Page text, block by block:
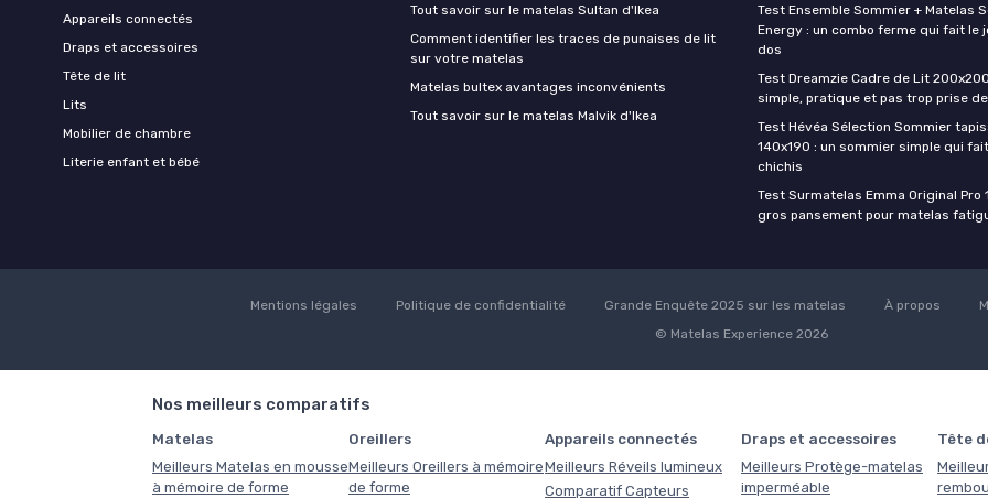
Appareils connectés
Draps et accessoires
Tête de lit
Lits
Mobilier de chambre
Literie enfant et bébé
Tout savoir sur le matelas Sultan d'Ikea
Comment identifier les traces de punaises de lit
sur votre matelas
Matelas bultex avantages inconvénients
Tout savoir sur le matelas Malvik d'Ikea
Test Ensemble Sommier + Matelas
Energy : un combo ferme qui fait le
dos
Test Dreamzie Cadre de Lit
simple, pratique et pas trop prise
Test Hévéa Sélection Sommier
140x190 : un sommier simple qui
chichis
Test Surmatelas Emma Original Pro
gros pansement pour matelas
Mentions légales Politique de confidentialité Grande Enquête 2025 sur les matelas À propos
© Matelas Experience 2026
Nos meilleurs comparatifs
Matelas
Meilleurs Matelas en mousse
à mémoire de forme
Oreillers
Meilleurs Oreillers à mémoire
de forme
Appareils connectés
Meilleurs Réveils lumineux
Comparatif Capteurs
Draps et accessoires
Meilleurs Protège-matelas
imperméable
Tête